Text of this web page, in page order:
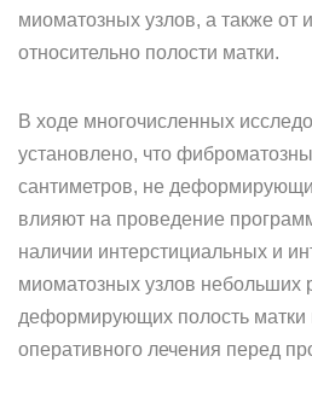
миоматозных узлов, а также от
относительно полости матки.
В ходе многочисленных
установлено, что
сантиметров, не
влияют на проведение
наличии интерстициальных и
миоматозных узлов небольших
деформирующих полость матки
оперативного лечения перед